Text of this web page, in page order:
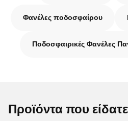
Φανέλες ποδοσφαίρου
Ποδοσφαιρικές Φανέλες
Προϊόντα που